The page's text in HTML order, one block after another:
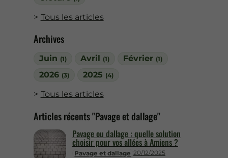
Tous les articles
Archives
Juin (1) Avril (1) Février (1)
2026 (3) 2025 (4)
Tous les articles
Articles récents "Pavage et dallage"
Pavage et dallage 20/12/2025
Pavage ou dallage : quelle solution
choisir pour vos allées à Amiens ?